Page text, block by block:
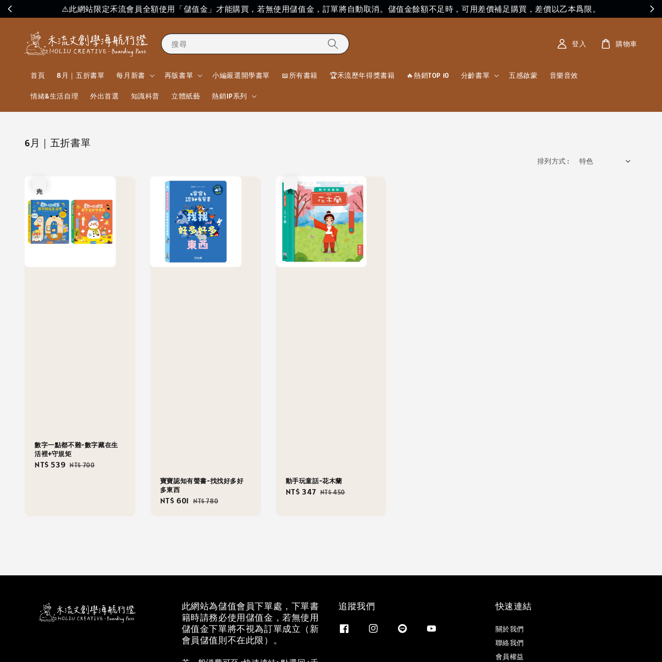
⚠️此網站限定禾流會員全額使用「儲值金」才能購買，若無使用儲值金，訂單將自動取消。儲值金餘額不足時，可用差價補足購買，差價以乙本爲限。
搜尋
首頁 8月｜五折書單 每月新書 再版書單 小編嚴選開學書單 📖所有書籍 🏆禾流歷年得獎書籍 🔥熱銷TOP 10 分齡書單 五感啟蒙 音樂音效
情緒&生活自理 外出首選 知識科普 立體紙藝 熱銷IP系列
登入 購物車
6月｜五折書單
排列方式 :
數字一點都不難-數字藏在生
活裡+守規矩
Sale
NT$ 539 Regular
NT$ 700
寶寶認知有聲書-找找好多好
多東西
Sale
NT$ 601 Regular
NT$ 780
動手玩童話-花木蘭
Sale
NT$ 347 Regular
NT$ 450
此網站為儲值會員下單處，下單書
籍時請務必使用儲值金，若無使用
儲值金下單將不視為訂單成立（新
會員儲值則不在此限）。
追蹤我們 快速連結
關於我們
聯絡我們
會員權益